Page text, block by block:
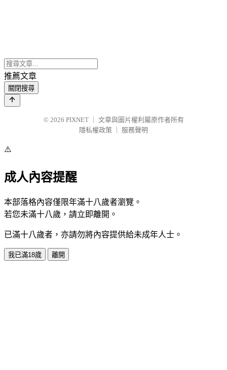
推薦文章
關閉搜尋
© 2026 PIXNET
文章與圖片權利屬原作者所有
隱私權政策
服務聲明
⚠️
成人內容提醒
本部落格內容僅限年滿十八歲者瀏覽。
若您未滿十八歲，請立即離開。
已滿十八歲者，亦請勿將內容提供給未成年人士。
我已滿18歲 離開